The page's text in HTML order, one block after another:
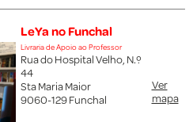
LeYa no Funchal
Livraria de Apoio ao Professor
Rua do Hospital Velho, N.º
44
Sta Maria Maior
9060-129 Funchal
Ver
mapa